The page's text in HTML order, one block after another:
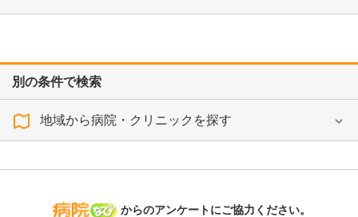
別の条件で検索
地域から病院・クリニックを探す
病院なび
からのアンケートにご協力ください。